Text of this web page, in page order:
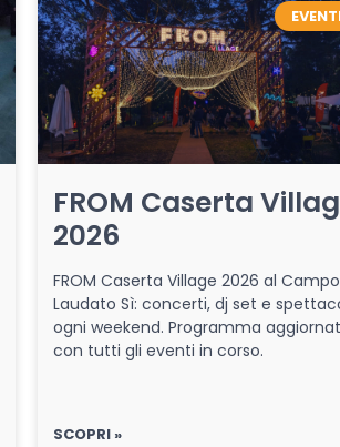
FROM Caserta
2026
FROM Caserta Village 2026 al Campo
Laudato Sì: concerti, dj set e
ogni weekend. Programma
con tutti gli eventi in corso.
SCOPRI »